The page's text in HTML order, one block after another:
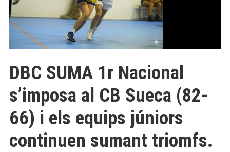
DBC SUMA 1r Nacional
s’imposa al CB Sueca (82-
66) i els equips júniors
continuen sumant triomfs.